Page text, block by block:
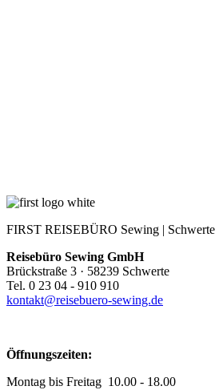
FIRST REISEBÜRO Sewing | Schwerte
Reisebüro Sewing GmbH
Brückstraße 3 · 58239 Schwerte
Tel. 0 23 04 - 910 910
kontakt@reisebuero-sewing.de
Öffnungszeiten:
Montag bis Freitag 10.00 - 18.00